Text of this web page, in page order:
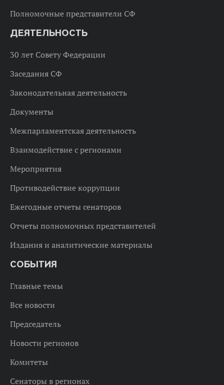
Полномочные представители СФ
ДЕЯТЕЛЬНОСТЬ
30 лет Совету Федерации
Заседания СФ
Законодательная деятельность
Документы
Межпарламентская деятельность
Взаимодействие с регионами
Мероприятия
Противодействие коррупции
Ежегодные отчеты сенаторов
Отчеты полномочных представителей
Издания и аналитические материалы
СОБЫТИЯ
Главные темы
Все новости
Председатель
Новости регионов
Комитеты
Сенаторы в регионах